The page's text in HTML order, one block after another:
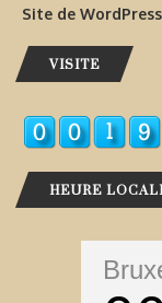
Site de
VISITE
HEURE